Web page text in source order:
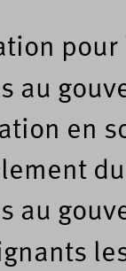
pour
au
en
au